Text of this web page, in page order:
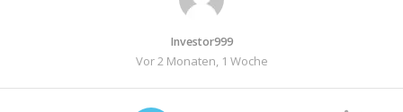
Investor999
Vor 2 Monaten, 1 Woche